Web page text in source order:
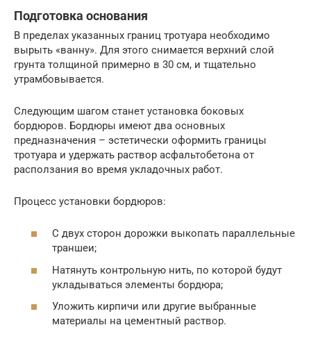
Подготовка основания
В пределах указанных границ тротуара необходимо
вырыть «ванну». Для этого снимается верхний слой
грунта толщиной примерно в 30 см, и тщательно
утрамбовывается.
Следующим шагом станет установка боковых
бордюров. Бордюры имеют два основных
предназначения – эстетически оформить границы
тротуара и удержать раствор асфальтобетона от
расползания во время укладочных работ.
Процесс установки бордюров:
С двух сторон дорожки выкопать параллельные
траншеи;
Натянуть контрольную нить, по которой будут
укладываться элементы бордюра;
Уложить кирпичи или другие выбранные
материалы на цементный раствор.